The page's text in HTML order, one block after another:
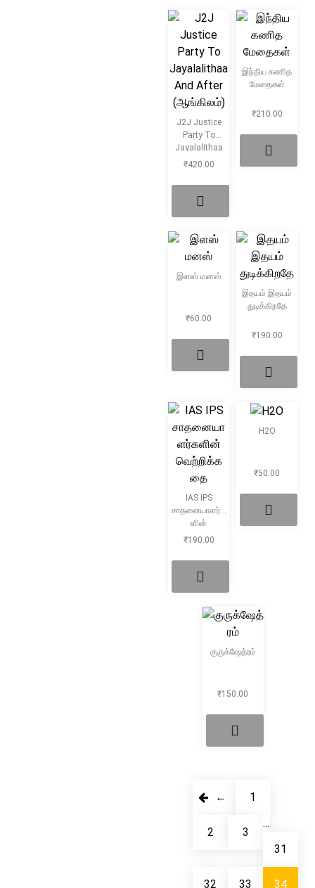
J2J Justice
Party To
Jayalalithaa
And After
₹420.00
இந்திய கணித
மேதைகள்
₹210.00
இளஸ் மனஸ்
₹60.00
இதயம் இதயம்
துடிக்கிறதே
₹190.00
IAS IPS
சாதனையாளர்க
ளின்
வெற்றிக்கதை
₹190.00
H2O
₹50.00
குருக்ஷேத்ரம்
₹150.00
← 1
2 3
…
31
32 33 34